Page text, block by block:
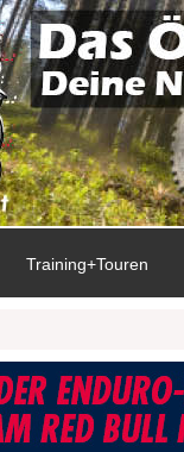
Training+Touren